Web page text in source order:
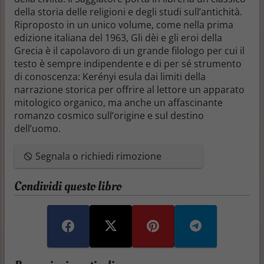
della storia delle religioni e degli studi sull’antichità.
Riproposto in un unico volume, come nella prima
edizione italiana del 1963, Gli dèi e gli eroi della
Grecia è il capolavoro di un grande filologo per cui il
testo è sempre indipendente e di per sé strumento
di conoscenza: Kerényi esula dai limiti della
narrazione storica per offrire al lettore un apparato
mitologico organico, ma anche un affascinante
romanzo cosmico sull’origine e sul destino
dell’uomo.
Segnala o richiedi rimozione
Condividi questo libro